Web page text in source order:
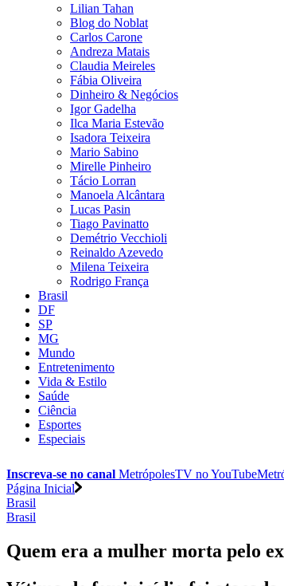
Lilian Tahan
Blog do Noblat
Carlos Carone
Andreza Matais
Claudia Meireles
Fábia Oliveira
Dinheiro & Negócios
Igor Gadelha
Ilca Maria Estevão
Isadora Teixeira
Mario Sabino
Mirelle Pinheiro
Tácio Lorran
Manoela Alcântara
Lucas Pasin
Tiago Pavinatto
Demétrio Vecchioli
Reinaldo Azevedo
Milena Teixeira
Rodrigo França
Brasil
DF
SP
MG
Mundo
Entretenimento
Vida & Estilo
Saúde
Ciência
Esportes
Especiais
Inscreva-se no canal MetrópolesTV noYouTube
Página Inicial
Brasil
Brasil
Quem era a mulher morta pelo